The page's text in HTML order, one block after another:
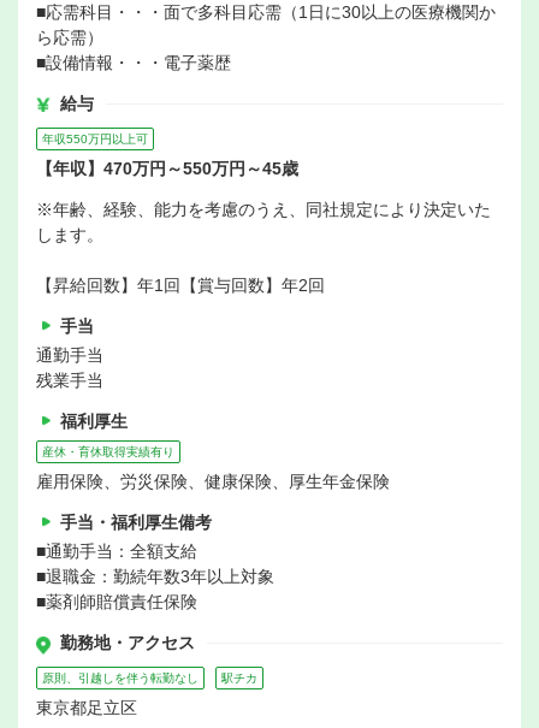
■応需科目・・・面で多科目応需（1日に30以上の医療機関か
ら応需）
■設備情報・・・電子薬歴
給与
年収550万円以上可
【年収】470万円～550万円～45歳
※年齢、経験、能力を考慮のうえ、同社規定により決定いた
します。
【昇給回数】年1回【賞与回数】年2回
手当
通勤手当
残業手当
福利厚生
産休・育休取得実績有り
雇用保険、労災保険、健康保険、厚生年金保険
手当・福利厚生備考
■通勤手当：全額支給
■退職金：勤続年数3年以上対象
■薬剤師賠償責任保険
勤務地・アクセス
原則、引越しを伴う転勤なし 駅チカ
東京都足立区